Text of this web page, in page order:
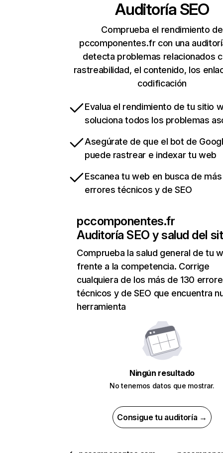
Auditoría SEO
Comprueba el rendimiento de
pccomponentes.fr con una
detecta problemas relacionados
rastreabilidad, el contenido, los
codificación
Evalua el rendimiento de tu sitio
soluciona todos los problemas
Asegúrate de que el bot de
puede rastrear e indexar tu web
Escanea tu web en busca de
errores técnicos y de SEO
pccomponentes.fr
Auditoría SEO y salud del
Comprueba la salud general de tu
frente a la competencia. Corrige
cualquiera de los más de 130
técnicos y de SEO que encuentra
herramienta
Ningún resultado
No tenemos datos que mostrar.
Consigue tu auditoría →